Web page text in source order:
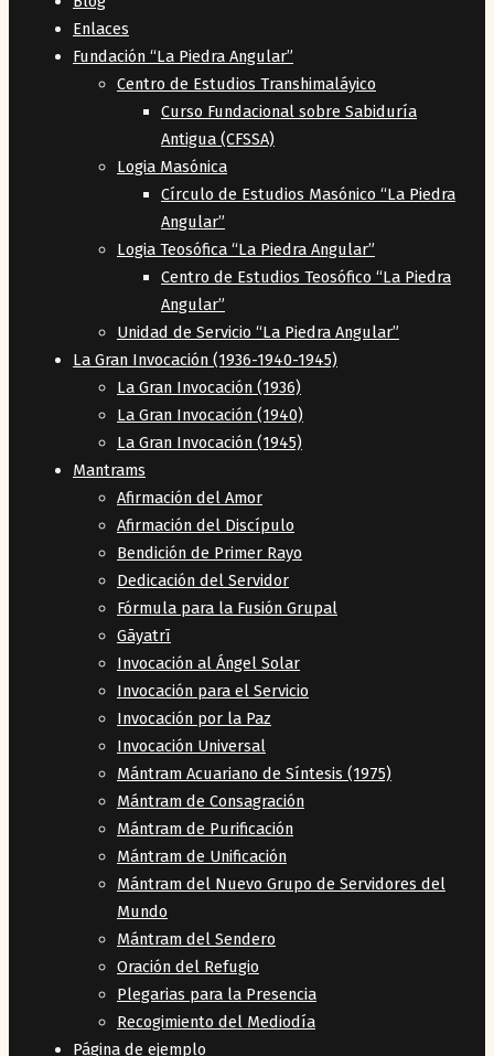
Enlaces
Fundación “La Piedra Angular”
Centro de Estudios Transhimaláyico
Curso Fundacional sobre Sabiduría
Antigua (CFSSA)
Logia Masónica
Círculo de Estudios Masónico “La Piedra
Angular”
Logia Teosófica “La Piedra Angular”
Centro de Estudios Teosófico “La Piedra
Angular”
Unidad de Servicio “La Piedra Angular”
La Gran Invocación (1936-1940-1945)
La Gran Invocación (1936)
La Gran Invocación (1940)
La Gran Invocación (1945)
Mantrams
Afirmación del Amor
Afirmación del Discípulo
Bendición de Primer Rayo
Dedicación del Servidor
Fórmula para la Fusión Grupal
Gāyatrī
Invocación al Ángel Solar
Invocación para el Servicio
Invocación por la Paz
Invocación Universal
Mántram Acuariano de Síntesis (1975)
Mántram de Consagración
Mántram de Purificación
Mántram de Unificación
Mántram del Nuevo Grupo de Servidores del
Mundo
Mántram del Sendero
Oración del Refugio
Plegarias para la Presencia
Recogimiento del Mediodía
Página de ejemplo